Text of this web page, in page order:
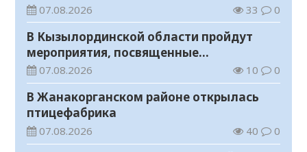
Жанакорганском районе
07.08.2026 33 0
В Кызылординской области пройдут
мероприятия, посвященные
Международному дню молодежи
07.08.2026 10 0
В Жанакорганском районе открылась
птицефабрика
07.08.2026 40 0